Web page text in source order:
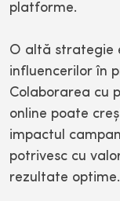
platforme.
O altă strategie
influencerilor în
Colaborarea cu
online poate
impactul
potrivesc cu
rezultate optime.